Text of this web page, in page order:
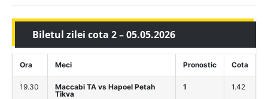
Biletul zilei cota 2 – 05.05.2026
Ora Meci Pronostic Cota
19.30
Maccabi TA vs Hapoel Petah
Tikva
1 1.42